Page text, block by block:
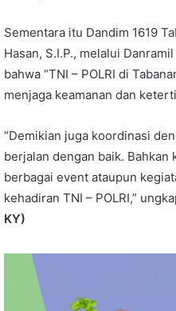
Sementara itu Dandim 1619
Hasan, S.I.P., melalui
bahwa “TNI – POLRI di
menjaga keamanan dan
“Demikian juga koordinasi
berjalan dengan baik. Bahkan
berbagai event ataupun
kehadiran TNI – POLRI,”
KY)